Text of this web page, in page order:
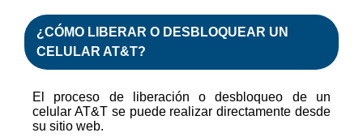
¿CÓMO LIBERAR O DESBLOQUEAR UN
CELULAR AT&T?
El proceso de liberación o desbloqueo de un
celular AT&T se puede realizar directamente desde
su sitio web.